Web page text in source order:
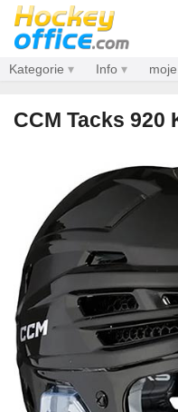
Kategorie Info
CCM Tacks 920